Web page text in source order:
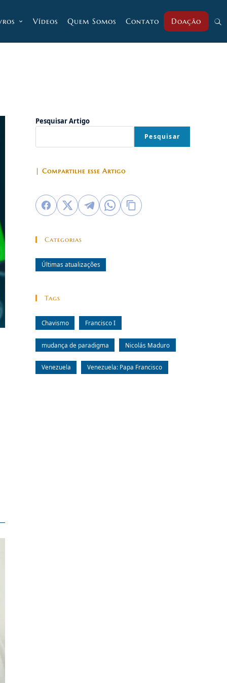
Vídeos Quem Somos Contato Doação
Pesquisar Artigo
Pesquisar
| Compartilhe esse Artigo
Categorias
Últimas atualizações
Tags
Chavismo Francisco I
mudança de paradigma Nicolás Maduro
Venezuela Venezuela: Papa Francisco